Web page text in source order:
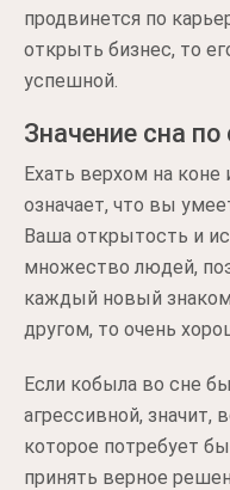
продвинется по
открыть бизнес, то
успешной.
Значение сна по
Ехать верхом на коне
означает, что вы
Ваша открытость и
множество людей,
каждый новый
другом, то очень
Если кобыла во сне
агрессивной, значит,
которое потребует
принять верное